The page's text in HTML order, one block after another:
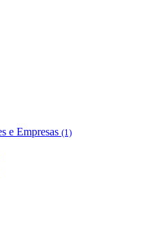
e Empresas (1)